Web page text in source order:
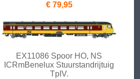
€ 79,95
EX11086 Spoor HO, NS
ICRmBenelux Stuurstandrijtuig
TpIV.